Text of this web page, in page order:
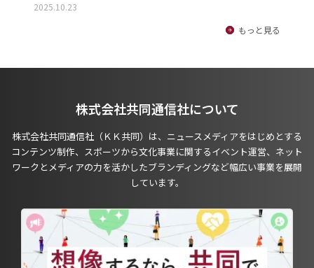
2025.10.23
もっと見る
株式会社共同通信社について
株式会社共同通信社（ＫＫ共同）は、ニュースメディアをはじめとする
コンテンツ制作、スポーツから文化事業に関するイベント運営、ネット
ワークとメディアの力を活かしたブランディングなど幅広い事業を展開
しています。